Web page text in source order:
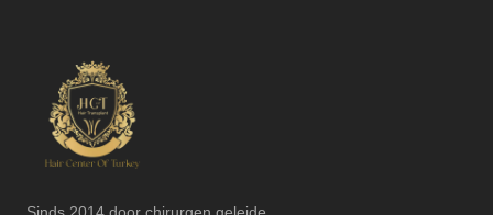
Sinds 2014 door chirurgen geleide